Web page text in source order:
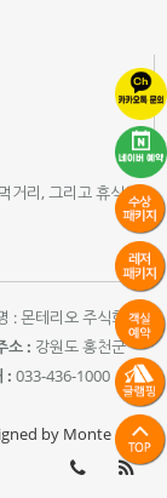
거리, 그리고 휴식이
: 몬테리오 주식회사
소 : 강원도 홍천군
: 033-436-1000
|
by Monte rio.